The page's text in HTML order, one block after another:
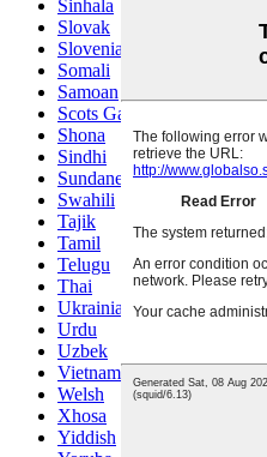
Sinhala
Slovak
Slovenian
Somali
Samoan
Scots Gaelic
Shona
Sindhi
Sundanese
Swahili
Tajik
Tamil
Telugu
Thai
Ukrainian
Urdu
Uzbek
Vietnamese
Welsh
Xhosa
Yiddish